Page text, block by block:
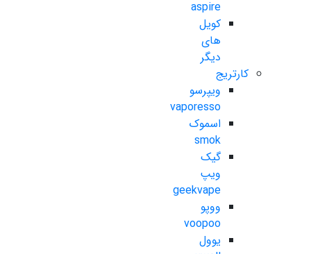
aspire
کویل
های
دیگر
کارتریج
ویپرسو
vaporesso
اسموک
smok
گیک
ویپ
geekvape
ووپو
voopoo
یوول